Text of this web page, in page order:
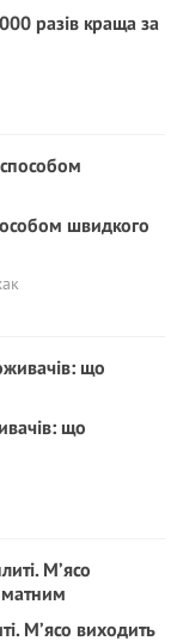
разів краща за
швидкого
що
М’ясо виходить